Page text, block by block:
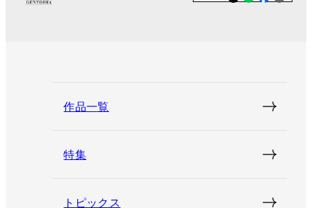
作品一覧
特集
トピックス